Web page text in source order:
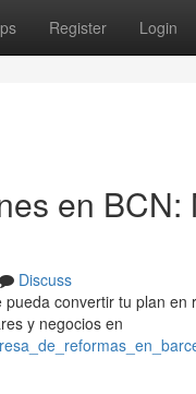
Register Login
en
Discuss
convertir tu plan
y negocios en